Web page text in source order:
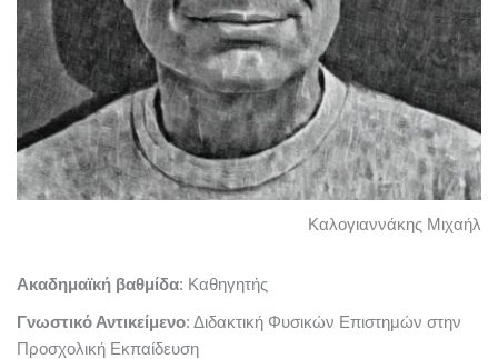
Καλογιαννάκης Μιχαήλ
Ακαδημαϊκή βαθμίδα: Καθηγητής
Γνωστικό Αντικείμενο: Διδακτική Φυσικών Επιστημών στην
Προσχολική Εκπαίδευση